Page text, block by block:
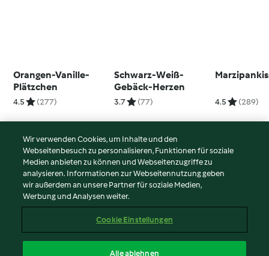
Orangen-Vanille-
Plätzchen
4.5 (277)
Schwarz-Weiß-
Gebäck-Herzen
3.7 (77) 4.5 (289)
© Copyright 2026
Nutzungsbedingungen
Datenschutzrichtlinien
Impressum
Wir verwenden Cookies, um Inhalte und den
Webseitenbesuch zu personalisieren, Funktionen für soziale
Medien anbieten zu können und Webseitenzugriffe zu
analysieren. Informationen zur Webseitennutzung geben
wir außerdem an unsere Partner für soziale Medien,
Werbung und Analysen weiter.
Cookie Einstellungen
Alle ablehnen